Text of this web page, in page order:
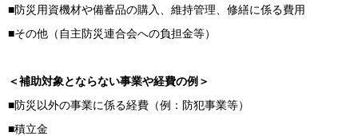
■防災用資機材や備蓄品の購入、維持管理、修繕に係る費用
■その他（自主防災連合会への負担金等）
＜補助対象とならない事業や経費の例＞
■防災以外の事業に係る経費（例：防犯事業等）
■積立金